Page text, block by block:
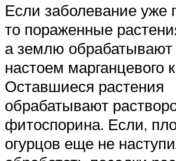
Если заболевание уже
то пораженные
а землю обрабатывают
настоем марганцевого
Оставшиеся растения
обрабатывают
фитоспорина. Если,
огурцов еще не